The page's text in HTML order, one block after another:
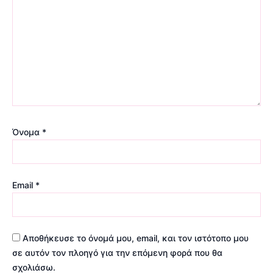
Όνομα *
Email *
Αποθήκευσε το όνομά μου, email, και τον ιστότοπο μου
σε αυτόν τον πλοηγό για την επόμενη φορά που θα
σχολιάσω.